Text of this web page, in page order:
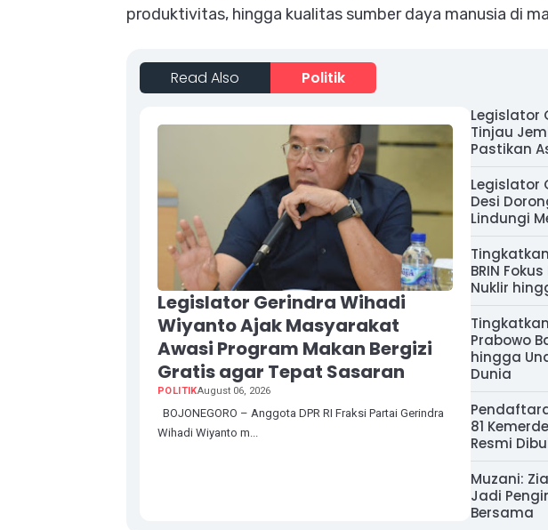
produktivitas, hingga kualitas sumber daya manusia di
Read Also Politik
Legislator Gerindra Wihadi
Wiyanto Ajak Masyarakat
Awasi Program Makan Bergizi
Gratis agar Tepat Sasaran
POLITIKAugust 06, 2026
BOJONEGORO – Anggota DPR RI Fraksi Partai Gerindra
Wihadi Wiyanto m...
Legislator
Tinjau
Pastikan
Legislator
Desi
Lindungi
BRIN
Nuklir
Prabowo
hingga
Dunia
81
Resmi
Muzani:
Jadi
Bersama